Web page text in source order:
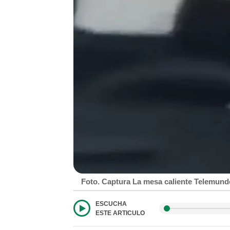
Foto. Captura La mesa caliente
ESCUCHA
ESTE ARTICULO